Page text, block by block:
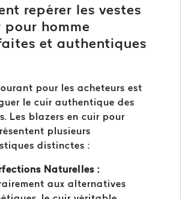
repérer les vestes
pour homme
et authentiques
pour les acheteurs est
le cuir authentique des
Les blazers en cuir pour
plusieurs
distinctes :
Naturelles :
aux alternatives